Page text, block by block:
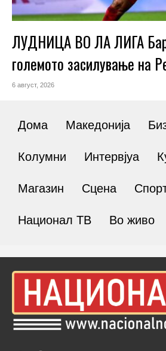
ЛУДНИЦА ВО ЛА ЛИГА
големото засилување на
6 август, 2026
Дома Македонија
Колумни Интервјуа
Магазин Сцена
Национал ТВ Во живо